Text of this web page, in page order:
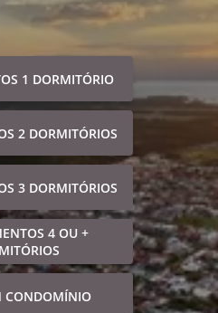
1 DORMITÓRIO
2 DORMITÓRIOS
3 DORMITÓRIOS
4 OU +
CONDOMÍNIO